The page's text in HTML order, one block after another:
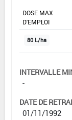
DOSE MAX
D'EMPLOI
80 L/ha
INTERVALLE
-
DATE DE
01/11/1992